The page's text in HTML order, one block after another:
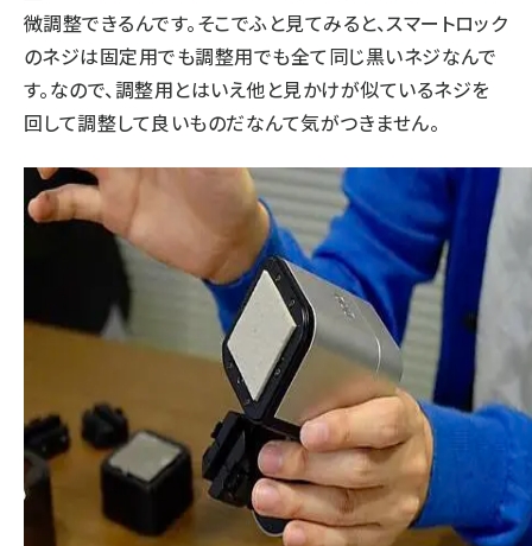
微調整できるんです。そこでふと見てみると、スマートロック
のネジは固定用でも調整用でも全て同じ黒いネジなんで
す。なので、調整用とはいえ他と見かけが似ているネジを
回して調整して良いものだなんて気がつきません。